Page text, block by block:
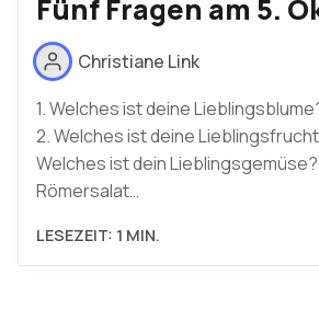
Fünf Fragen am 5.
Christiane Link
1. Welches ist deine
2. Welches ist deine
Welches ist dein
Römersalat…
LESEZEIT: 1 MIN.